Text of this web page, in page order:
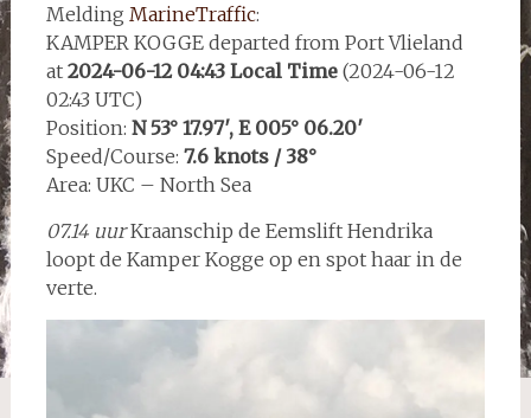
Melding MarineTraffic:
KAMPER KOGGE departed from Port Vlieland
at 2024-06-12 04:43 Local Time(2024-06-12
02:43 UTC)
Position: N 53° 17.97′, E 005° 06.20′
Speed/Course: 7.6 knots / 38°
Area: UKC – North Sea
07.14 uurKraanschip de Eemslift Hendrika
loopt de Kamper Kogge op en spot haar in de
verte.